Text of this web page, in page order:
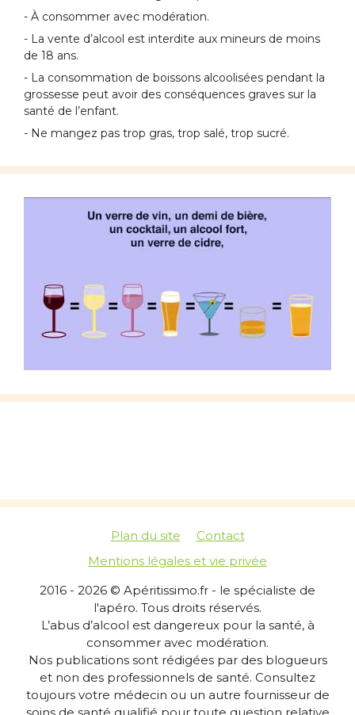
- À consommer avec modération.
- La vente d’alcool est interdite aux mineurs de moins
de 18 ans.
- La consommation de boissons alcoolisées pendant la
grossesse peut avoir des conséquences graves sur la
santé de l’enfant.
- Ne mangez pas trop gras, trop salé, trop sucré.
Plan du site
Contact
Mentions légales et vie privée
2016 - 2026 © Apéritissimo.fr - le spécialiste de
l'apéro. Tous droits réservés.
L’abus d’alcool est dangereux pour la santé, à
consommer avec modération.
Nos publications sont rédigées par des blogueurs
et non des professionnels de santé. Consultez
toujours votre médecin ou un autre fournisseur de